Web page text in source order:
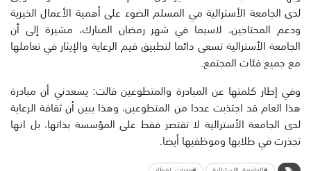
لدى الجامعة الأسترالية مي المسلم الضوء على أهمية الأعمال الخيرية
ودعم المحتاجين، لاسيما في شهر رمضان المبارك، مشيرة إلى أن
الجامعة الأسترالية تسعى دائما لتطبيق قيم الرعاية والإيثار في تعاملها
مع جميع فئات المجتمع.
وفي إطار كلمتها عن المبادرة والمتطوعين قالت: يسعدني أن مبادرة
هذا العام قد اجتذبت عددا من المتطوعين، وهذا يبين أن ثقافة الرعاية
لدى الجامعة الأسترالية لا تقتصر فقط على المؤسسة بذاتها، بل انها
تجذرت في طلابها وموظفيها أيضا.